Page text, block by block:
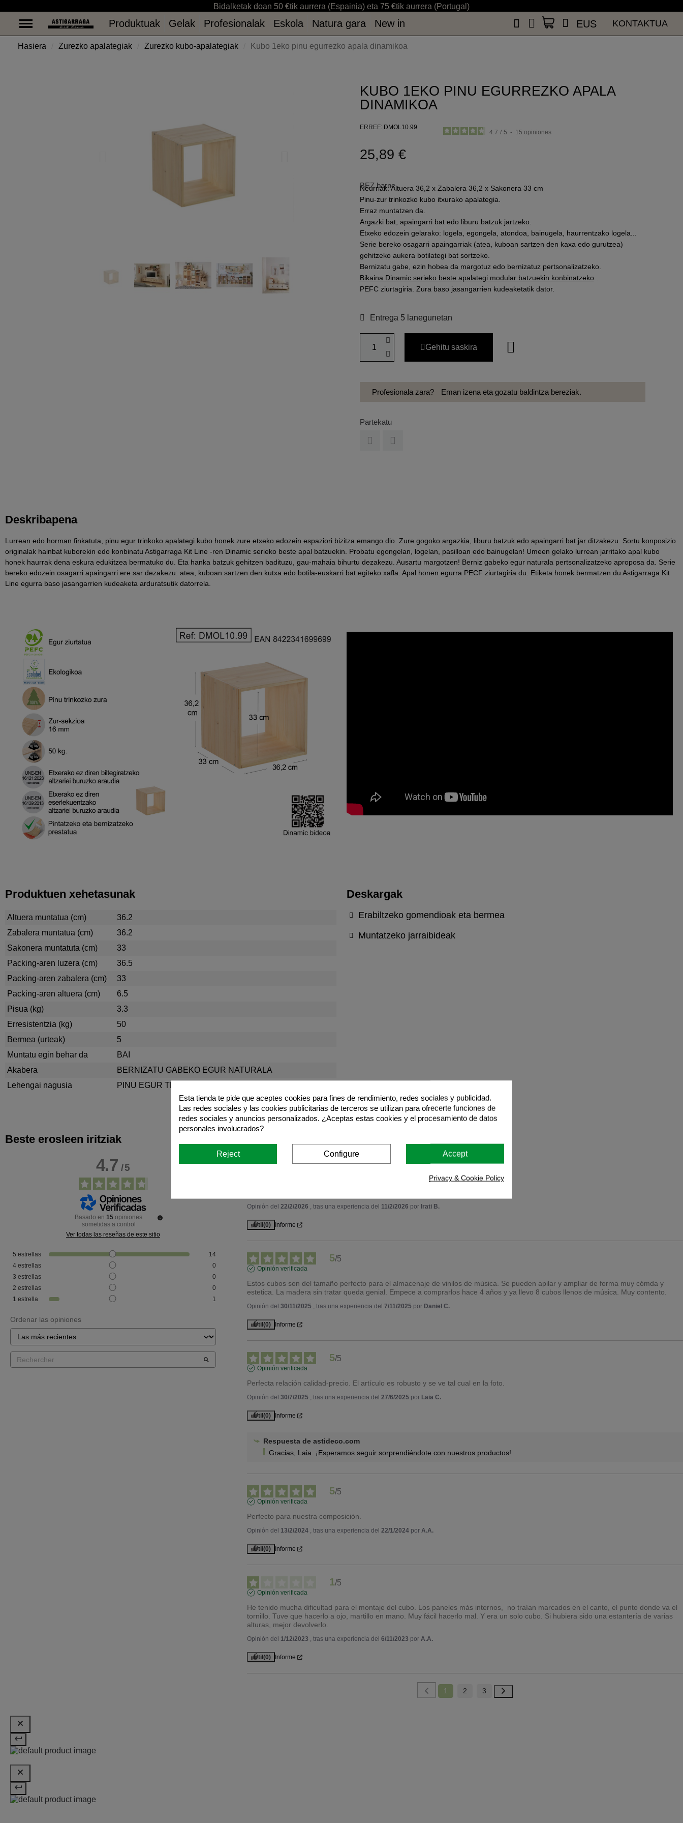
Produktuak Gelak Profesionalak Eskola Natura gara New in EUS KONTAKTUA
Bidalketak doan 50 €tik aurrera (Espainia) eta 75 €tik aurrera (Portugal)
Produktuak Gelak Profesionalak Eskola Natura gara New in EUS KONTAKTUA
Hasiera Zurezko apalategiak Zurezko kubo-apalategiak Kubo 1eko pinu egurrezko apala dinamikoa
KUBO 1EKO PINU EGURREZKO APALA
DINAMIKOA
ERREF DMOL10.99
4.7 / 5 - 15opiniones
25,89 €
BEZ barne
Neurriak: Altuera 36,2 x Zabalera 36,2 x Sakonera 33 cm
Pinu-zur trinkozko kubo itxurako apalategia.
Erraz muntatzen da.
Argazki bat, apaingarri bat edo liburu batzuk jartzeko.
Etxeko edozein gelarako: logela, egongela, atondoa, bainugela, haurrentzako logela...
Serie bereko osagarri apaingarriak (atea, kuboan sartzen den kaxa edo gurutzea)
gehitzeko aukera botilategi bat sortzeko.
Bernizatu gabe, ezin hobea da margotuz edo bernizatuz pertsonalizatzeko.
Bikaina Dinamic serieko beste apalategi modular batzuekin konbinatzeko .
PEFC ziurtagiria. Zura baso jasangarrien kudeaketatik dator.
Entrega 5 lanegunetan
Gehitu saskira
Profesionala zara? Eman izena eta gozatu baldintza bereziak.
Partekatu
Deskribapena
Lurrean edo horman finkatuta, pinu egur trinkoko apalategi kubo honek zure etxeko edozein espaziori bizitza emango dio. Zure gogoko argazkia, liburu batzuk edo apaingarri bat jar ditzakezu. Sortu konposizio
originalak hainbat kuborekin edo konbinatu Astigarraga Kit Line -ren Dinamic serieko beste apal batzuekin. Probatu egongelan, logelan, pasilloan edo bainugelan! Umeen gelako lurrean jarritako apal kubo
honek haurrak dena eskura edukitzea bermatuko du. Eta hanka batzuk gehitzen badituzu, gau-mahaia bihurtu dezakezu. Ausartu margotzen! Berniz gabeko egur naturala pertsonalizatzeko aproposa da. Serie
bereko edozein osagarri apaingarri ere sar dezakezu: atea, kuboan sartzen den kutxa edo botila-euskarri bat egiteko xafla. Apal honen egurra PECF ziurtagiria du. Etiketa honek bermatzen du Astigarraga Kit
Line egurra baso jasangarrien kudeaketa arduratsutik datorrela.
Produktuen xehetasunak
Altuera muntatua (cm)
36.2
Zabalera muntatua (cm)
36.2
Sakonera muntatuta (cm)
33
Packing-aren luzera (cm)
36.5
Packing-aren zabalera (cm)
33
Packing-aren altuera (cm)
6.5
Pisua (kg)
3.3
Erresistentzia (kg)
50
Bermea (urteak)
5
Muntatu egin behar da
BAI
Akabera
BERNIZATU GABEKO EGUR NATURALA
Lehengai nagusia
PINU EGUR TRINKOA
Deskargak
Erabiltzeko gomendioak eta bermea
Muntatzeko jarraibideak
Beste erosleen iritziak
4.7/5
Basado en15 opiniones
sometidas a control
Ver todas las reseñas de este sitio
5 estrellas
14
4 estrellas
0
3 estrellas
0
2 estrellas
0
1 estrella 1
Ordenar las opiniones
5
Opinión del22/2/2026 , tras una experiencia del 11/2/2026 por Irati B.
Útil(0) Informe
5/5
Opinión verificada
Estos cubos son del tamaño perfecto para el almacenaje de vinilos de música. Se pueden apilar y ampliar de forma muy cómda y
estetica. La madera sin tratar queda genial. Empece a comprarlos hace 4 años y ya llevo 8 cubos llenos de música. Muy contento.
Opinión del30/11/2025 , tras una experiencia del7/11/2025 por Daniel C.
Útil(0) Informe
5/5
Opinión verificada
Perfecta relación calidad-precio. El artículo es robusto y se ve tal cual en la foto.
Opinión del30/7/2025 , tras una experiencia del27/6/2025 por Laia C.
Útil(0) Informe
Respuesta de astideco.com
Gracias, Laia. ¡Esperamos seguir sorprendiéndote con nuestros productos!
5/5
Opinión verificada
Perfecto para nuestra composición.
Opinión del 13/2/2024 , tras una experiencia del22/1/2024 porA.A.
Útil(0) Informe
1/5
Opinión verificada
He tenido mucha dificultad para el montaje del cubo. Los paneles más internos,  no traían marcados en el canto, el punto donde va el
tornillo. Tuve que hacerlo a ojo, martillo en mano. Muy fácil hacerlo mal. Y era un solo cubo. Si hubiera sido una estantería de varias
alturas, mejor devolverlo.
Opinión del 1/12/2023 , tras una experiencia del6/11/2023 porA.A.
Útil(0) Informe
1 2 3
Esta tienda te pide que aceptes cookies para fines de rendimiento, redes sociales y publicidad.
Las redes sociales y las cookies publicitarias de terceros se utilizan para ofrecerte funciones de
redes sociales y anuncios personalizados. ¿Aceptas estas cookies y el procesamiento de datos
personales involucrados?
Reject Configure Accept
Privacy & Cookie Policy